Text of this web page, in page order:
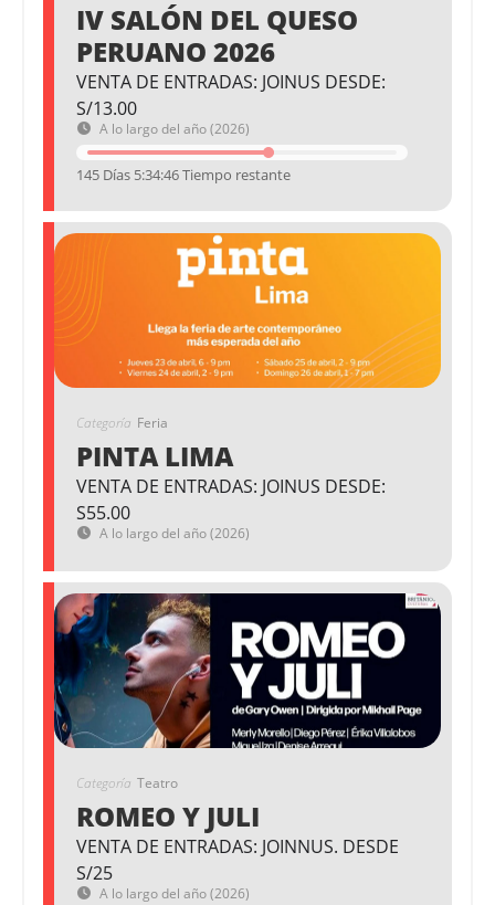
IV SALÓN DEL QUESO
PERUANO 2026
VENTA DE ENTRADAS: JOINUS DESDE:
S/13.00
A lo largo del año (2026)
145 Días 5:34:45 Tiempo restante
Categoría Feria
PINTA LIMA
VENTA DE ENTRADAS: JOINUS DESDE:
S55.00
A lo largo del año (2026)
Categoría Teatro
ROMEO Y JULI
VENTA DE ENTRADAS: JOINNUS. DESDE
S/25
A lo largo del año (2026)